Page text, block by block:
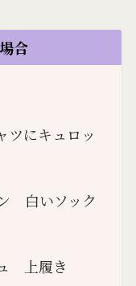
合
にキュロッ
白いソック
上履き